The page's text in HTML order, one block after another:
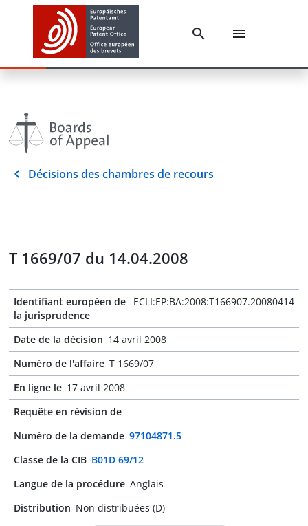
Décisions des chambres de recours
T 1669/07 du 14.04.2008
Identifiant européen de
la jurisprudence
ECLI:EP:BA:2008:T166907.20080414
Date de la décision 14 avril 2008
Numéro de l'affaire T 1669/07
En ligne le 17 avril 2008
Requête en révision de -
Numéro de la demande 97104871.5
Classe de la CIB B01D 69/12
Langue de la procédure Anglais
Distribution Non distribuées (D)